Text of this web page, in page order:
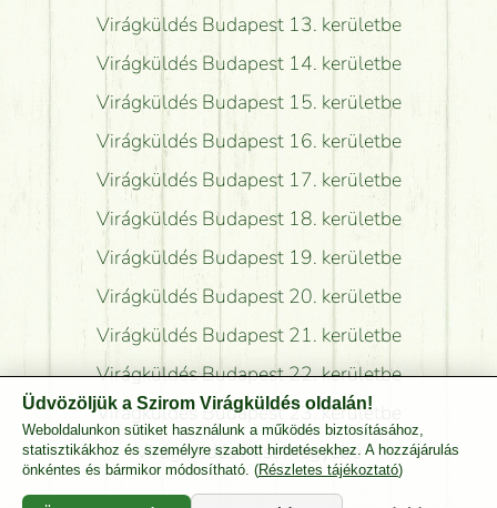
Virágküldés Budapest 13. kerületbe
Virágküldés Budapest 14. kerületbe
Virágküldés Budapest 15. kerületbe
Virágküldés Budapest 16. kerületbe
Virágküldés Budapest 17. kerületbe
Virágküldés Budapest 18. kerületbe
Virágküldés Budapest 19. kerületbe
Virágküldés Budapest 20. kerületbe
Virágküldés Budapest 21. kerületbe
Virágküldés Budapest 22. kerületbe
Virágküldés Budapest 23. kerületbe
Virágküldés Pest Megyébe
Üdvözöljük a Szirom Virágküldés oldalán!
Weboldalunkon sütiket használunk a működés biztosításához,
statisztikákhoz és személyre szabott hirdetésekhez. A hozzájárulás
önkéntes és bármikor módosítható. (Részletes tájékoztató)